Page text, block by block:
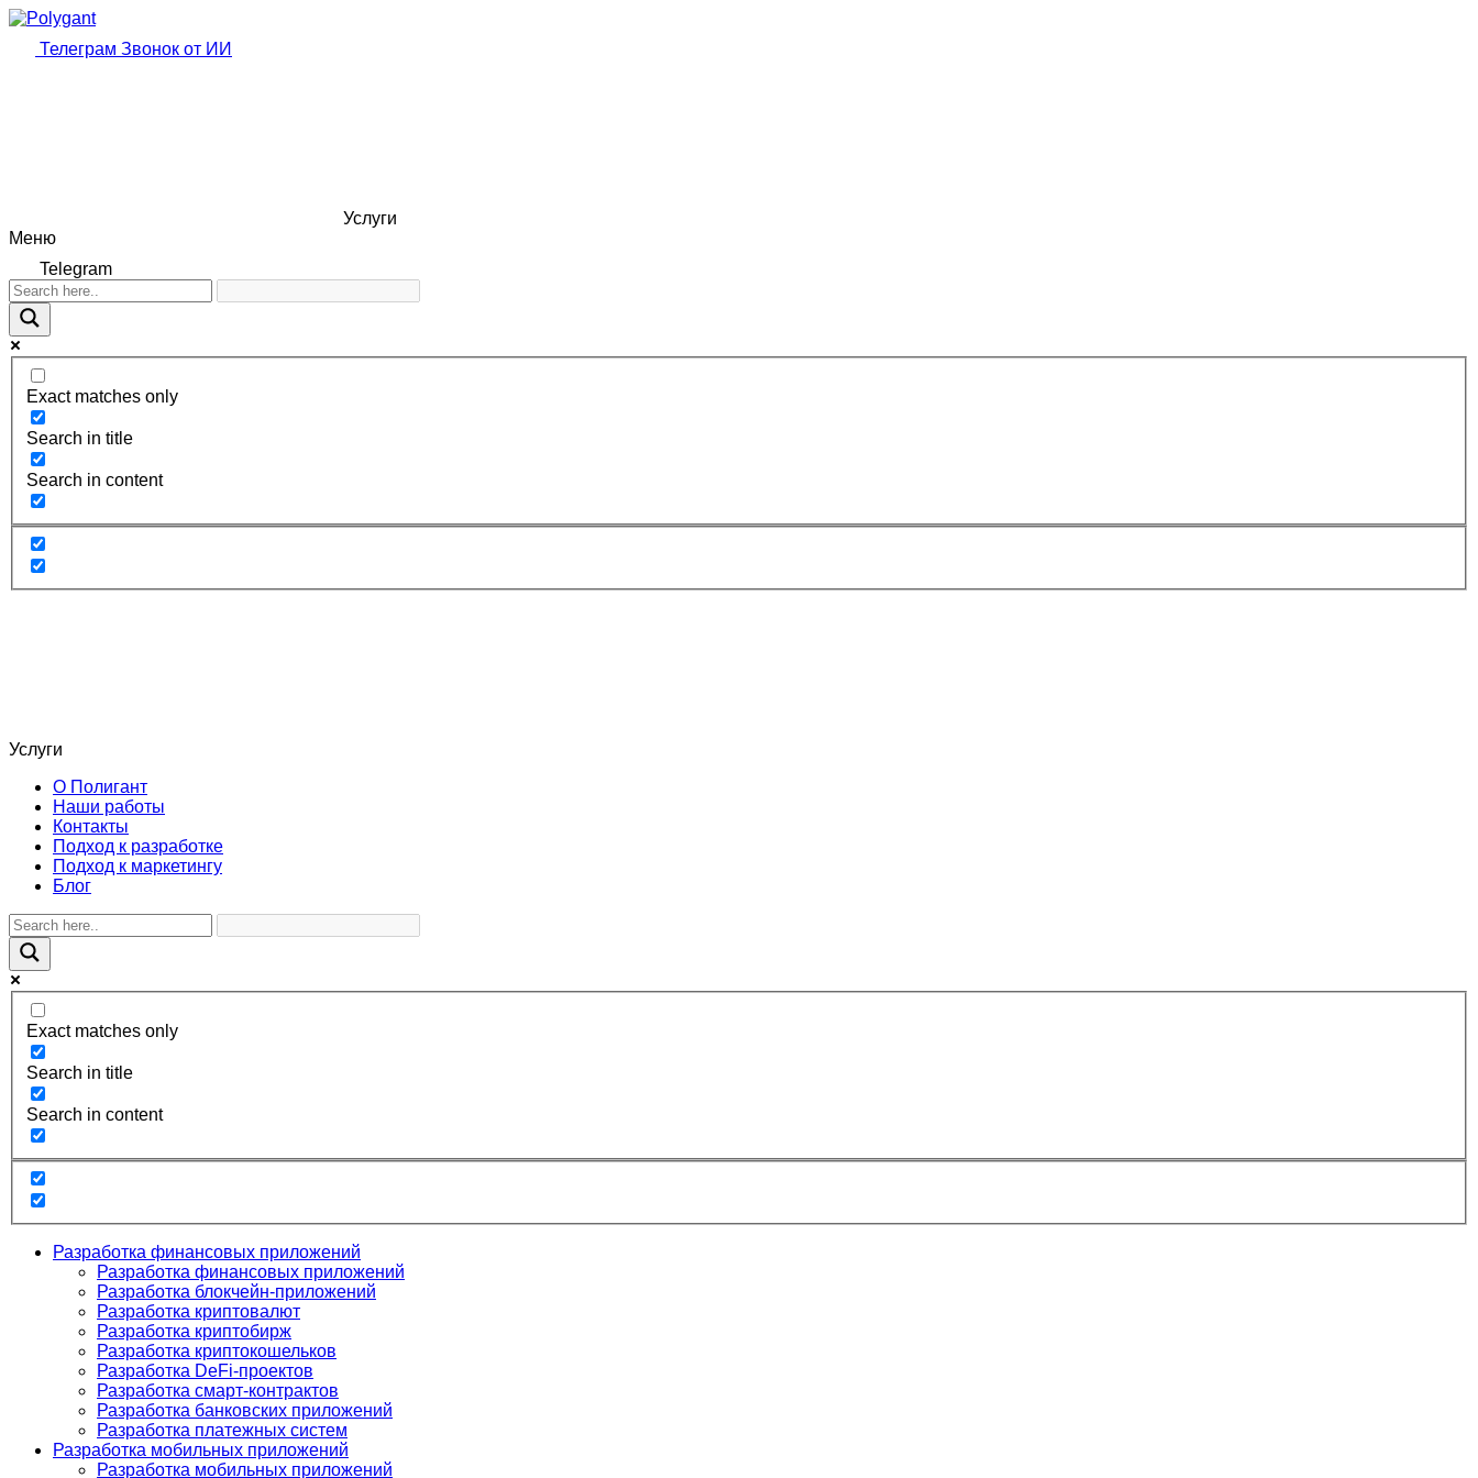
Телеграм Звонок от ИИ
Услуги
Меню
Telegram
Exact matches only
Search in title
Search in content
Услуги
О Полигант
Наши работы
Контакты
Подход к разработке
Подход к маркетингу
Блог
Exact matches only
Search in title
Search in content
Разработка финансовых приложений
Разработка финансовых приложений
Разработка блокчейн-приложений
Разработка криптовалют
Разработка криптобирж
Разработка криптокошельков
Разработка DeFi-проектов
Разработка смарт-контрактов
Разработка банковских приложений
Разработка платежных систем
Разработка мобильных приложений
Разработка мобильных приложений